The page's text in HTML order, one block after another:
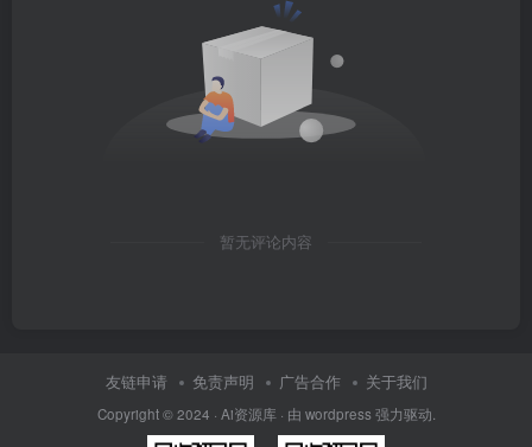
暂无评论内容
友链申请 免责声明 广告合作 关于我们
Copyright © 2024 · Ai资源库 · 由 wordpress 强力驱动.